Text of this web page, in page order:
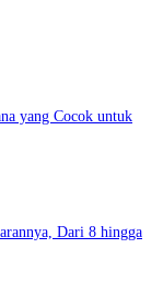
yang Cocok untuk
Dari 8 hingga